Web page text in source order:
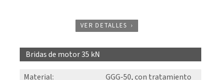
VER DETALLES
Bridas de motor 35 kN
Material: GGG-50, con tratamiento